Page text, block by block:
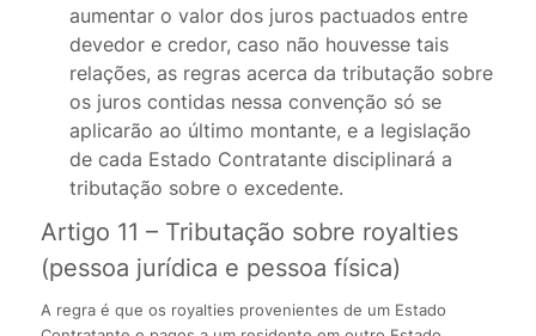
aumentar o valor dos juros pactuados entre
devedor e credor, caso não houvesse tais
relações, as regras acerca da tributação sobre
os juros contidas nessa convenção só se
aplicarão ao último montante, e a legislação
de cada Estado Contratante disciplinará a
tributação sobre o excedente.
Artigo 11 – Tributação sobre royalties
(pessoa jurídica e pessoa física)
A regra é que os royalties provenientes de um Estado